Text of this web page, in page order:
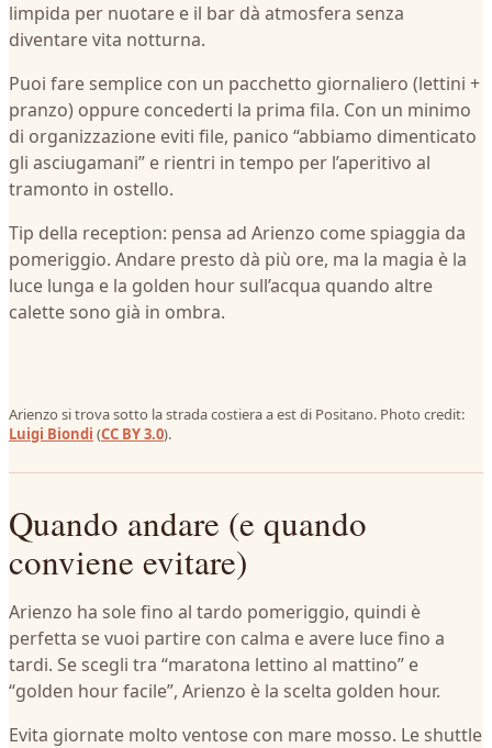
limpida per nuotare e il bar dà atmosfera senza
diventare vita notturna.
Puoi fare semplice con un pacchetto giornaliero (lettini +
pranzo) oppure concederti la prima fila. Con un minimo
di organizzazione eviti file, panico “abbiamo dimenticato
gli asciugamani” e rientri in tempo per l’aperitivo al
tramonto in ostello.
Tip della reception: pensa ad Arienzo come spiaggia da
pomeriggio. Andare presto dà più ore, ma la magia è la
luce lunga e la golden hour sull’acqua quando altre
calette sono già in ombra.
Arienzo si trova sotto la strada costiera a est di Positano. Photo credit:
Luigi Biondi (CC BY 3.0).
Quando andare (e quando
conviene evitare)
Arienzo ha sole fino al tardo pomeriggio, quindi è
perfetta se vuoi partire con calma e avere luce fino a
tardi. Se scegli tra “maratona lettino al mattino” e
“golden hour facile”, Arienzo è la scelta golden hour.
Evita giornate molto ventose con mare mosso. Le shuttle